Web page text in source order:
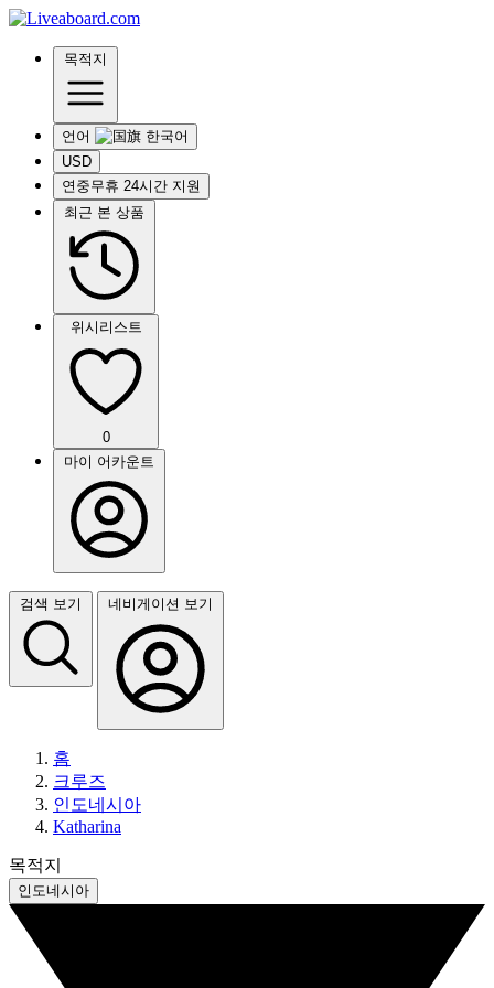
목적지
언어
USD
연중무휴 24시간 지원
최근 본 상품
위시리스트
0
마이 어카운트
검색 보기 네비게이션 보기
홈
크루즈
인도네시아
Katharina
목적지
인도네시아